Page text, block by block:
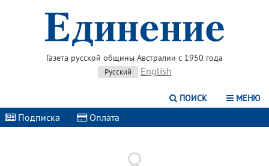
Газета русской общины Австралии с 1950 года
Русский English
ПОИСК МЕНЮ
Подписка | Оплата |